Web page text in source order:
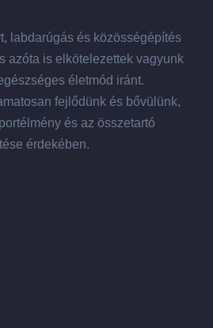
labdarúgás és közösségépítés
azóta is elkötelezettek vagyunk
életmód iránt.
fejlődünk és bővülünk,
és az összetartó
érdekében.